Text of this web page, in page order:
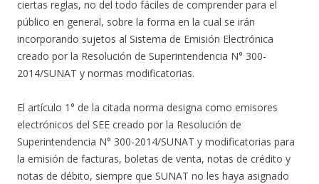
ciertas reglas, no del todo fáciles de comprender para el
público en general, sobre la forma en la cual se irán
incorporando sujetos al Sistema de Emisión Electrónica
creado por la Resolución de Superintendencia N° 300-
2014/SUNAT y normas modificatorias.
El artículo 1° de la citada norma designa como emisores
electrónicos del SEE creado por la Resolución de
Superintendencia N° 300-2014/SUNAT y modificatorias para
la emisión de facturas, boletas de venta, notas de crédito y
notas de débito, siempre que SUNAT no les haya asignado